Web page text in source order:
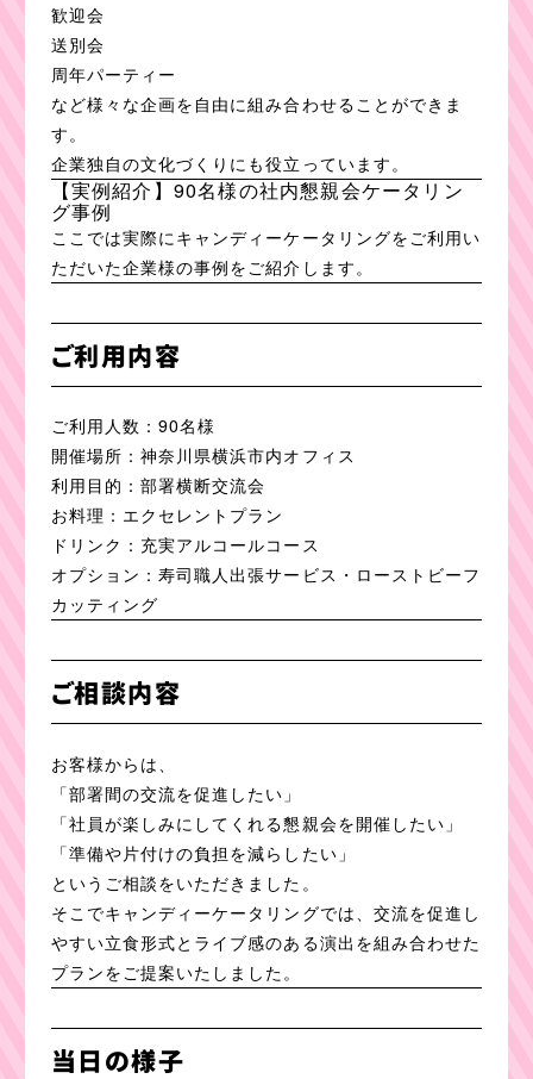
歓迎会
送別会
周年パーティー
など様々な企画を自由に組み合わせることができま
す。
企業独自の文化づくりにも役立っています。
【実例紹介】90名様の社内懇親会ケータリン
グ事例
ここでは実際にキャンディーケータリングをご利用い
ただいた企業様の事例をご紹介します。
ご利用内容
ご利用人数：90名様
開催場所：神奈川県横浜市内オフィス
利用目的：部署横断交流会
お料理：エクセレントプラン
ドリンク：充実アルコールコース
オプション：寿司職人出張サービス・ローストビーフ
カッティング
ご相談内容
お客様からは、
「部署間の交流を促進したい」
「社員が楽しみにしてくれる懇親会を開催したい」
「準備や片付けの負担を減らしたい」
というご相談をいただきました。
そこでキャンディーケータリングでは、交流を促進し
やすい立食形式とライブ感のある演出を組み合わせた
プランをご提案いたしました。
当日の様子